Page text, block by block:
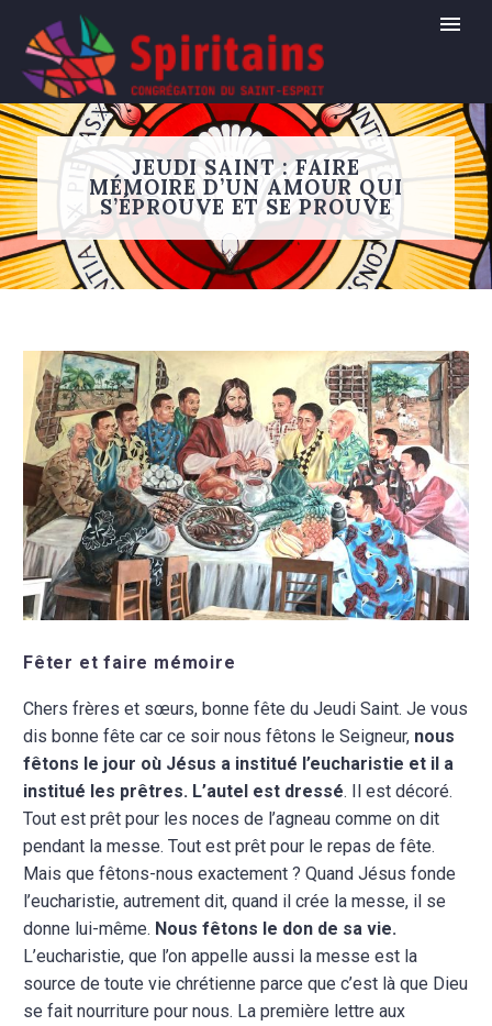
JEUDI SAINT : FAIRE
MÉMOIRE D’UN AMOUR QUI
S’ÉPROUVE ET SE PROUVE
Fêter et faire mémoire
Chers frères et sœurs, bonne fête du Jeudi Saint. Je vous
dis bonne fête car ce soir nous fêtons le Seigneur, nous
fêtons le jour où Jésus a institué l’eucharistie et il a
institué les prêtres. L’autel est dressé. Il est décoré.
Tout est prêt pour les noces de l’agneau comme on dit
pendant la messe. Tout est prêt pour le repas de fête.
Mais que fêtons-nous exactement ? Quand Jésus fonde
l’eucharistie, autrement dit, quand il crée la messe, il se
donne lui-même. Nous fêtons le don de sa vie.
L’eucharistie, que l’on appelle aussi la messe est la
source de toute vie chrétienne parce que c’est là que Dieu
se fait nourriture pour nous. La première lettre aux